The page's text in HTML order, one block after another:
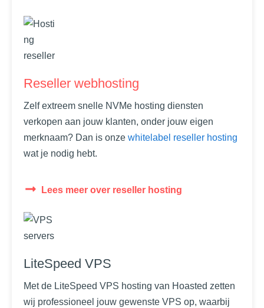
Reseller webhosting
Zelf extreem snelle NVMe hosting diensten
verkopen aan jouw klanten, onder jouw eigen
merknaam? Dan is onze whitelabel reseller hosting
wat je nodig hebt.
Lees meer over reseller hosting
LiteSpeed VPS
Met de LiteSpeed VPS hosting van Hoasted zetten
wij professioneel jouw gewenste VPS op, waarbij